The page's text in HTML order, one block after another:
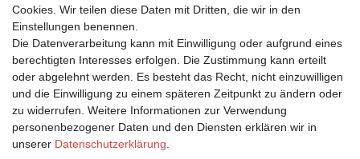
Cookies. Wir teilen diese Daten mit Dritten, die wir in den
Einstellungen benennen.
Die Datenverarbeitung kann mit Einwilligung oder aufgrund eines
berechtigten Interesses erfolgen. Die Zustimmung kann erteilt
oder abgelehnt werden. Es besteht das Recht, nicht einzuwilligen
und die Einwilligung zu einem späteren Zeitpunkt zu ändern oder
zu widerrufen. Weitere Informationen zur Verwendung
personenbezogener Daten und den Diensten erklären wir in
unserer Daten­schutz­erklärung